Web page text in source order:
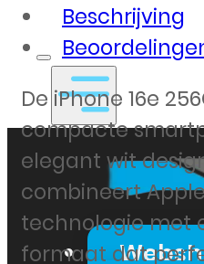
Beschrijving
De iPhone 16e
compacte
elegant wit
combineert
technologie met
formaat dat